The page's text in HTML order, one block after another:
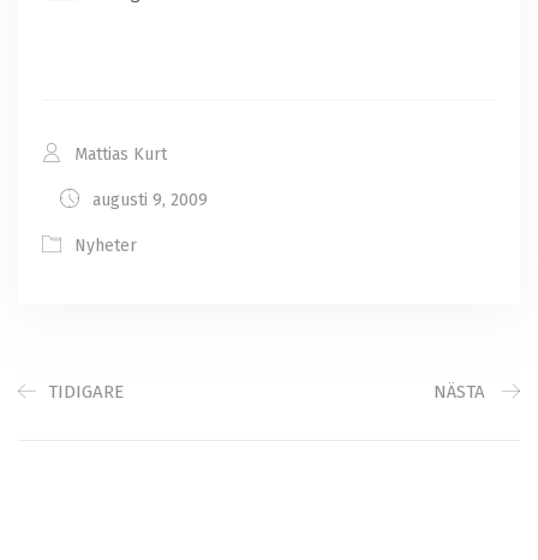
Mattias Kurt
augusti 9, 2009
Nyheter
TIDIGARE NÄSTA